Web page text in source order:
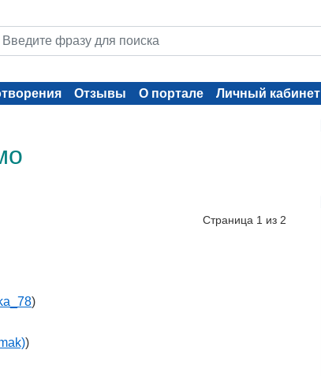
Отзывы О портале
Личный кабинет
Страница 1 из 2
)
)